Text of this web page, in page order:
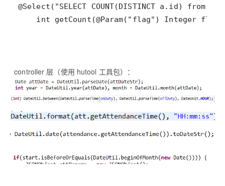
int getCount(@Param("flag") Integer
controller 层（使用 hutool 工具包）：